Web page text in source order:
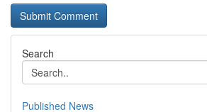
Search
Published News